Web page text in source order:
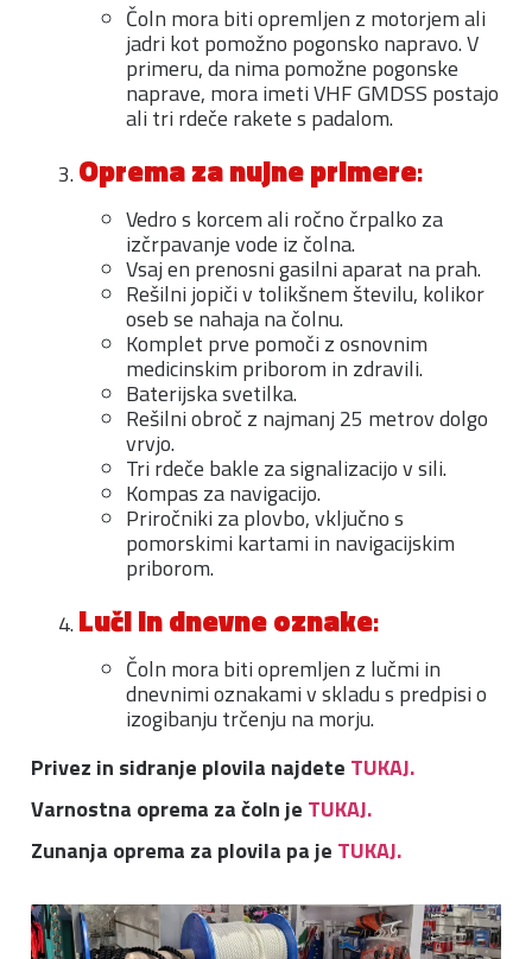
Čoln mora biti opremljen z motorjem ali
jadri kot pomožno pogonsko napravo. V
primeru, da nima pomožne pogonske
naprave, mora imeti VHF GMDSS postajo
ali tri rdeče rakete s padalom.
Oprema za nujne primere:
Vedro s korcem ali ročno črpalko za
izčrpavanje vode iz čolna.
Vsaj en prenosni gasilni aparat na prah.
Rešilni jopiči v tolikšnem številu, kolikor
oseb se nahaja na čolnu.
Komplet prve pomoči z osnovnim
medicinskim priborom in zdravili.
Baterijska svetilka.
Rešilni obroč z najmanj 25 metrov dolgo
vrvjo.
Tri rdeče bakle za signalizacijo v sili.
Kompas za navigacijo.
Priročniki za plovbo, vključno s
pomorskimi kartami in navigacijskim
priborom.
Luči in dnevne oznake:
Čoln mora biti opremljen z lučmi in
dnevnimi oznakami v skladu s predpisi o
izogibanju trčenju na morju.
Privez in sidranje plovila najdete TUKAJ.
Varnostna oprema za čoln je TUKAJ.
Zunanja oprema za plovila pa je TUKAJ.